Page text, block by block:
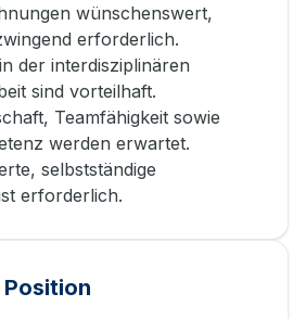
wünschenswert,
erforderlich.
der interdisziplinären
sind vorteilhaft.
Teamfähigkeit sowie
werden erwartet.
selbstständige
erforderlich.